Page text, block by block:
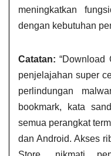
meningkatkan
dengan kebutuhan
Catatan:“Download
penjelajahan super
perlindungan
bookmark, kata
semua perangkat
dan Android. Akses